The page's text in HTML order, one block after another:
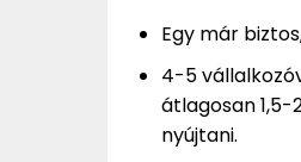
Egy már
4-5
átlagosan
nyújtani.